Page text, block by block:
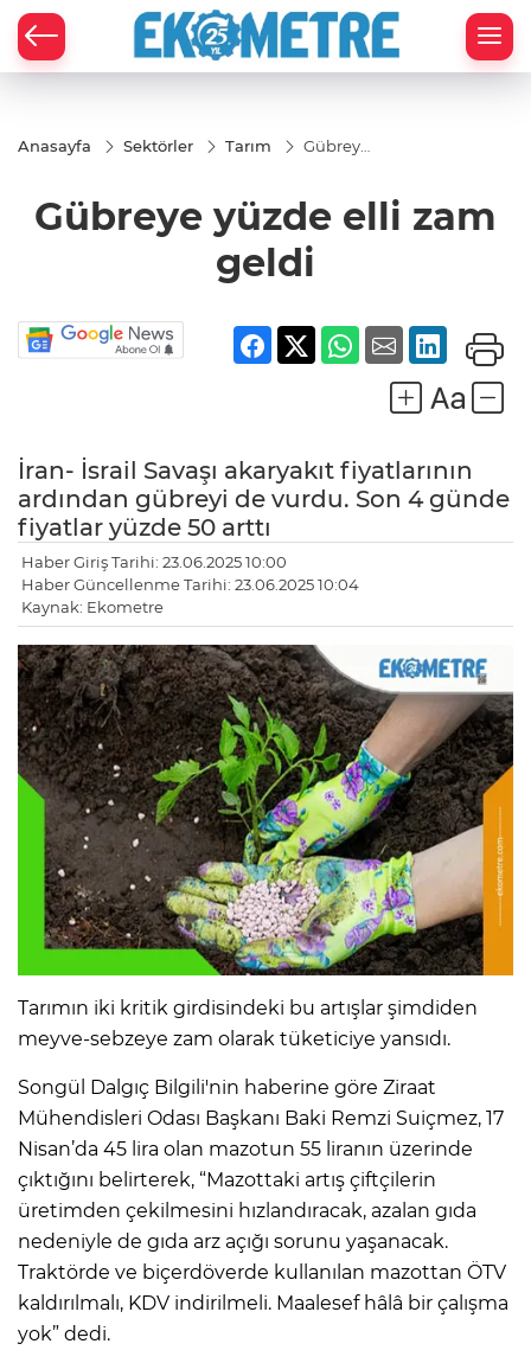
Anasayfa Sektörler Tarım
Gübreye
geldi
Gübreye yüzde elli zam
geldi
İran- İsrail Savaşı akaryakıt fiyatlarının
ardından gübreyi de vurdu. Son 4 günde
fiyatlar yüzde 50 arttı
Haber Giriş Tarihi: 23.06.2025 10:00
Haber Güncellenme Tarihi: 23.06.2025 10:04
Kaynak: Ekometre
Tarımın iki kritik girdisindeki bu artışlar şimdiden
meyve-sebzeye zam olarak tüketiciye yansıdı.
Songül Dalgıç Bilgili'nin haberine göre Ziraat
Mühendisleri Odası Başkanı Baki Remzi Suiçmez, 17
Nisan’da 45 lira olan mazotun 55 liranın üzerinde
çıktığını belirterek, “Mazottaki artış çiftçilerin
üretimden çekilmesini hızlandıracak, azalan gıda
nedeniyle de gıda arz açığı sorunu yaşanacak.
Traktörde ve biçerdöverde kullanılan mazottan ÖTV
kaldırılmalı, KDV indirilmeli. Maalesef hâlâ bir çalışma
yok” dedi.